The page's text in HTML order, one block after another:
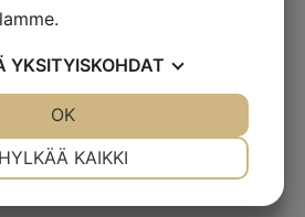
YKSITYISKOHDAT
HYLKÄÄ KAIKKI
OK